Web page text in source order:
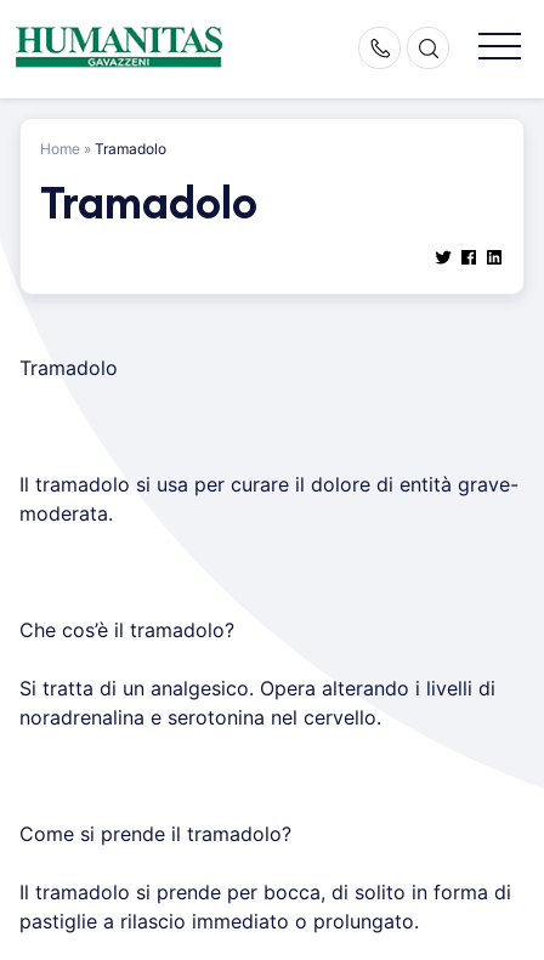
content
Home » Tramadolo
Tramadolo
Tramadolo
Il tramadolo si usa per curare il dolore di entità grave-
moderata.
Che cos’è il tramadolo?
Si tratta di un analgesico. Opera alterando i livelli di
noradrenalina e serotonina nel cervello.
Come si prende il tramadolo?
Il tramadolo si prende per bocca, di solito in forma di
pastiglie a rilascio immediato o prolungato.